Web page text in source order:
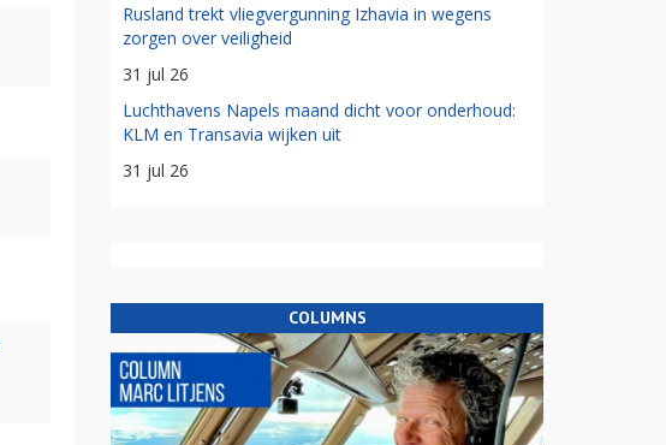
Rusland trekt vliegvergunning Izhavia in wegens
zorgen over veiligheid
31 jul 26
Luchthavens Napels maand dicht voor onderhoud:
KLM en Transavia wijken uit
31 jul 26
COLUMNS